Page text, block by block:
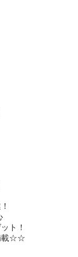
！
で安心
んぶゲット！
載☆☆